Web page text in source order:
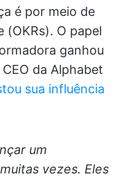
é por meio de
(OKRs). O papel
ganhou
da Alphabet
sua influência
um
vezes. Eles